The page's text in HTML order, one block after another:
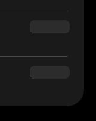
$160.00
$180.00